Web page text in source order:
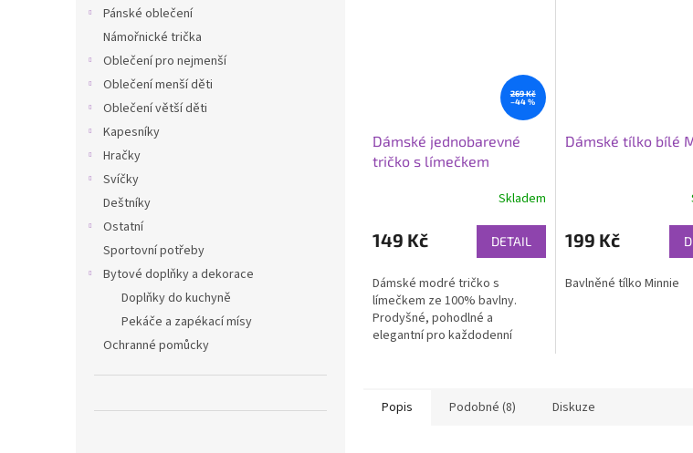
Pánské oblečení
Námořnické trička
Oblečení pro nejmenší
Oblečení menší děti
Oblečení větší děti
Kapesníky
Hračky
Svíčky
Deštníky
Ostatní
Sportovní potřeby
Bytové doplňky a dekorace
Doplňky do kuchyně
Pekáče a zapékací mísy
Ochranné pomůcky
269 Kč
–44 %
Dámské jednobarevné
tričko s límečkem
Skladem
149 Kč DETAIL
Dámské modré tričko s
límečkem ze 100% bavlny.
Prodyšné, pohodlné a
elegantní pro každodenní
Dámské tílko bílé
199 Kč
Bavlněné tílko Minnie
Popis Podobné (8) Diskuze